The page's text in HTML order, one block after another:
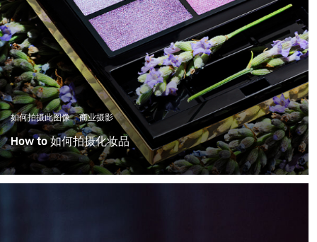
如何拍摄此图像 商业摄影
How to 如何拍摄化妆品
在本教程中，我们将介绍如何使用闪光灯来拍摄一个眼影
盒的案例。